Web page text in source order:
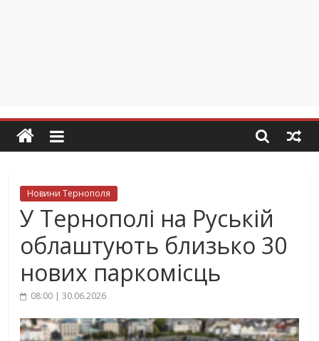
Новини Тернополя
У Тернополі на Руській
облаштують близько 30
нових паркомісць
08:00 | 30.06.2026